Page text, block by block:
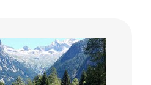
e di cosa si occupa?
enunciato nel 2010
Mondiale della Salute, …